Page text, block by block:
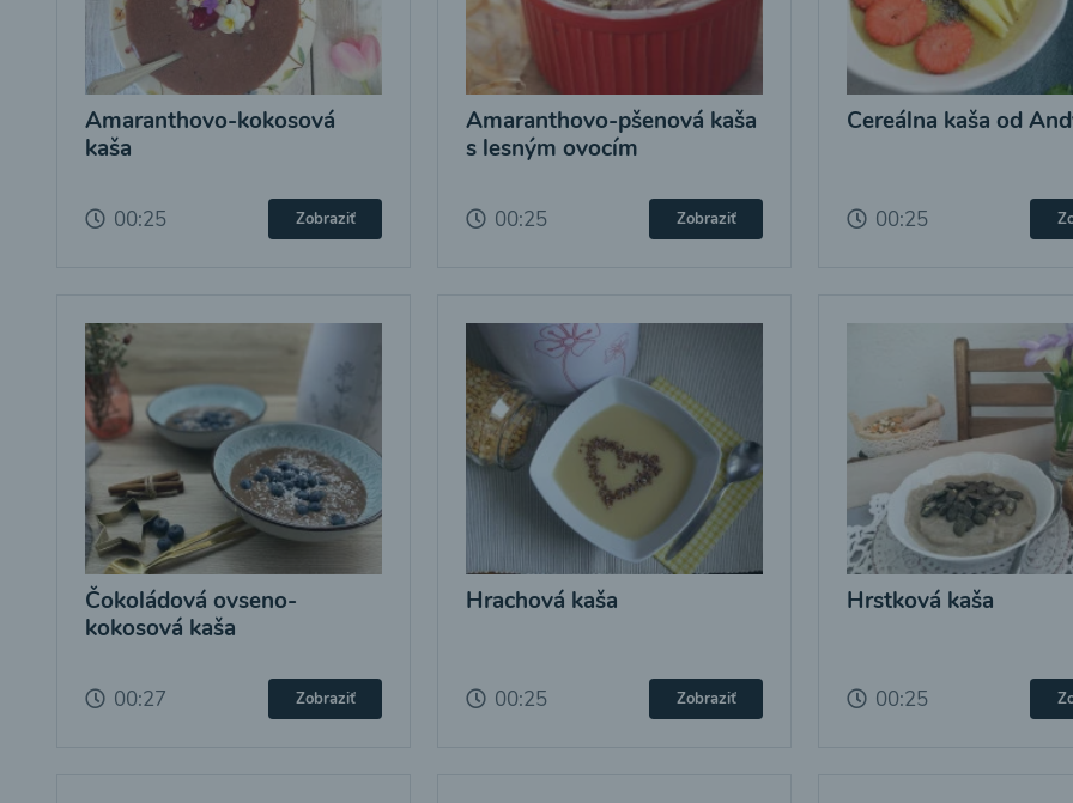
Amaranthovo-kokosová
kaša
00:25 Zobraziť
Amaranthovo-pšenová kaša
s lesným ovocím
00:25 Zobraziť
Cereálna kaša od
00:25
Čokoládová ovseno-
kokosová kaša
00:27 Zobraziť
Hrachová kaša
00:25 Zobraziť
Hrstková kaša
00:25